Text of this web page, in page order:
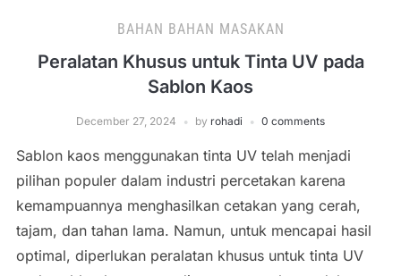
BAHAN BAHAN MASAKAN
Peralatan Khusus untuk Tinta UV pada
Sablon Kaos
December 27, 2024 by rohadi 0 comments
Sablon kaos menggunakan tinta UV telah menjadi
pilihan populer dalam industri percetakan karena
kemampuannya menghasilkan cetakan yang cerah,
tajam, dan tahan lama. Namun, untuk mencapai hasil
optimal, diperlukan peralatan khusus untuk tinta UV